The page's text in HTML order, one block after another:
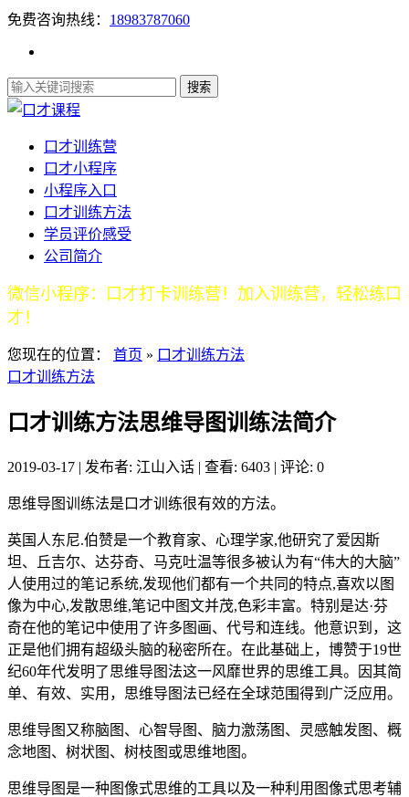
免费咨询热线： 18983787060
口才训练营
口才小程序
小程序入口
口才训练方法
学员评价感受
公司简介
微信小程序：口才打卡训练营！加入训练营，轻松练口
才！
您现在的位置： 首页 » 口才训练方法
口才训练方法
口才训练方法思维导图训练法简介
2019-03-17 | 发布者: 江山入话 | 查看: 6403 | 评论: 0
思维导图训练法是口才训练很有效的方法。
英国人东尼.伯赞是一个教育家、心理学家,他研究了爱因斯
坦、丘吉尔、达芬奇、马克吐温等很多被认为有“伟大的大脑”
人使用过的笔记系统,发现他们都有一个共同的特点,喜欢以图
像为中心,发散思维,笔记中图文并茂,色彩丰富。特别是达·芬
奇在他的笔记中使用了许多图画、代号和连线。他意识到，这
正是他们拥有超级头脑的秘密所在。在此基础上，博赞于19世
纪60年代发明了思维导图法这一风靡世界的思维工具。因其简
单、有效、实用，思维导图法已经在全球范围得到广泛应用。
思维导图又称脑图、心智导图、脑力激荡图、灵感触发图、概
念地图、树状图、树枝图或思维地图。
思维导图是一种图像式思维的工具以及一种利用图像式思考辅